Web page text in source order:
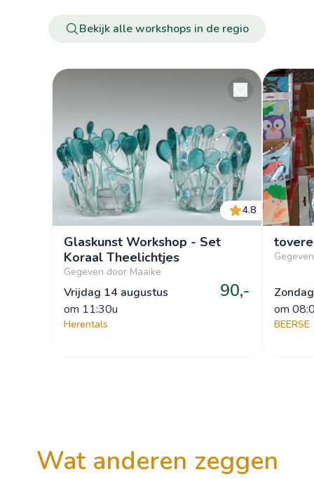
Bekijk alle workshops in de regio
4.8
Glaskunst Workshop - Set
Koraal Theelichtjes
Gegeven door Maaike
Vrijdag 14 augustus
om 11:30u
90,-
Herentals
om
BEERSE
wat anderen zeggen